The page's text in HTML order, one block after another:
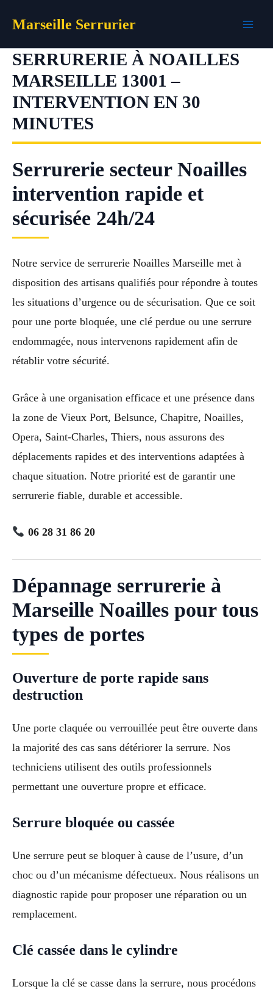
Marseille Serrurier
SERRURERIE À NOAILLES
MARSEILLE 13001 –
INTERVENTION EN 30
MINUTES
Serrurerie secteur Noailles
intervention rapide et
sécurisée 24h/24
Notre service de serrurerie Noailles Marseille met à
disposition des artisans qualifiés pour répondre à toutes
les situations d’urgence ou de sécurisation. Que ce soit
pour une porte bloquée, une clé perdue ou une serrure
endommagée, nous intervenons rapidement afin de
rétablir votre sécurité.
Grâce à une organisation efficace et une présence dans
la zone de Vieux Port, Belsunce, Chapitre, Noailles,
Opera, Saint-Charles, Thiers, nous assurons des
déplacements rapides et des interventions adaptées à
chaque situation. Notre priorité est de garantir une
serrurerie fiable, durable et accessible.
06 28 31 86 20
Dépannage serrurerie à
Marseille Noailles pour tous
types de portes
Ouverture de porte rapide sans
destruction
Une porte claquée ou verrouillée peut être ouverte dans
la majorité des cas sans détériorer la serrure. Nos
techniciens utilisent des outils professionnels
permettant une ouverture propre et efficace.
Serrure bloquée ou cassée
Une serrure peut se bloquer à cause de l’usure, d’un
choc ou d’un mécanisme défectueux. Nous réalisons un
diagnostic rapide pour proposer une réparation ou un
remplacement.
Clé cassée dans le cylindre
Lorsque la clé se casse dans la serrure, nous procédons